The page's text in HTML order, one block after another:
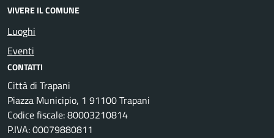
VIVERE IL COMUNE
Luoghi
Eventi
CONTATTI
Città di Trapani
Piazza Municipio, 1 91100 Trapani
Codice fiscale: 80003210814
P.IVA: 00079880811